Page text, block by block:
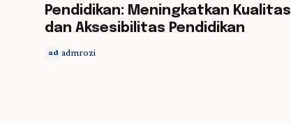
Pendidikan: Meningkatkan Kualitas
dan Aksesibilitas Pendidikan
ad admrozi